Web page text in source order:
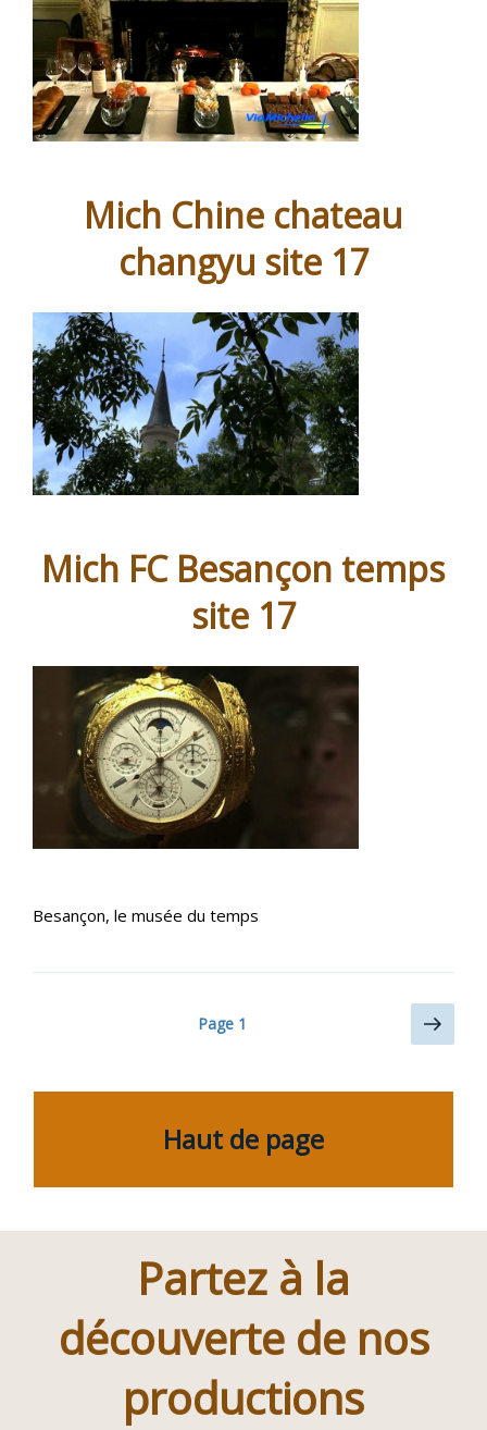
Mich Chine chateau
changyu site 17
Mich FC Besançon temps
site 17
Besançon, le musée du temps
NavigationPage 1 Page
Haut de page
Partez à la
découverte de nos
productions